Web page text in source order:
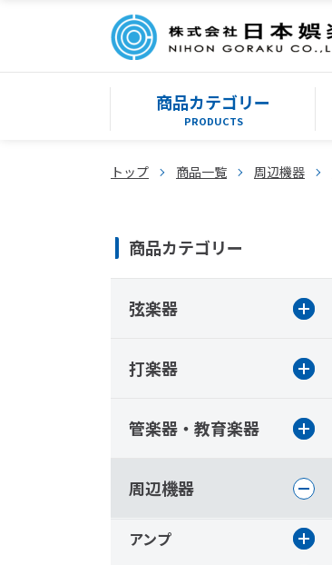
商品カテゴリー
PRODUCTS
トップ 商品一覧 周辺機器
商品カテゴリー
弦楽器
打楽器
管楽器・教育楽器
周辺機器
アンプ